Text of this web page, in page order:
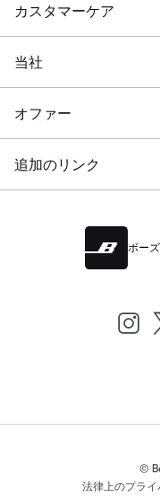
カスタマーケア
当社
オファー
追加のリンク
ボー
©
法律上のプラ